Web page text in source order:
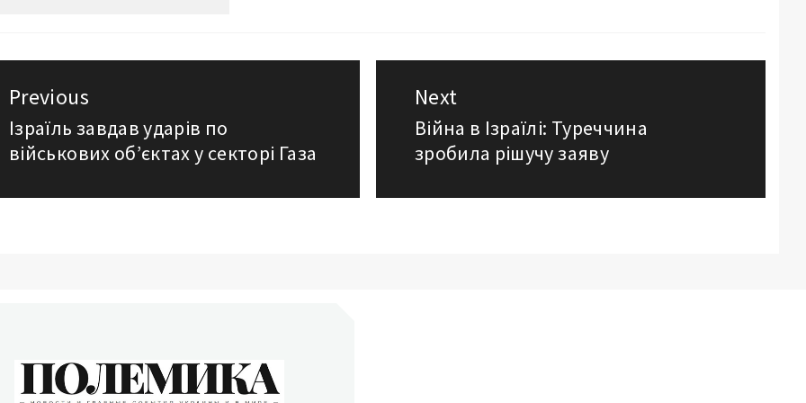
Previous
Previous
post:
Ізраїль завдав ударів по
військових об’єктах у секторі Газа
Next
Next
post:
Війна в Ізраїлі: Туреччина
зробила рішучу заяву